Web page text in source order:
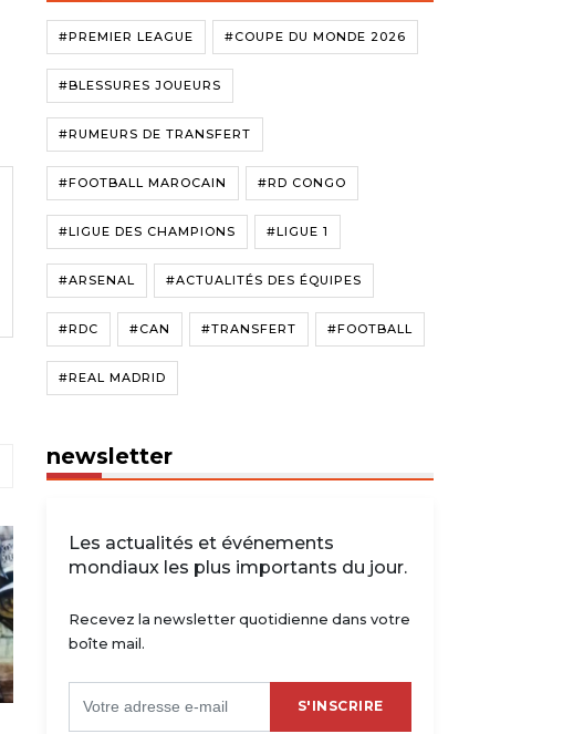
#PREMIER LEAGUE #COUPE DU MONDE 2026
#BLESSURES JOUEURS
#RUMEURS DE TRANSFERT
#FOOTBALL MAROCAIN #RD CONGO
#LIGUE DES CHAMPIONS #LIGUE 1
#ARSENAL #ACTUALITÉS DES ÉQUIPES
#RDC #CAN #TRANSFERT #FOOTBALL
#REAL MADRID
newsletter
Les actualités et événements
mondiaux les plus importants du jour.
Recevez la newsletter quotidienne dans votre
boîte mail.
S'INSCRIRE